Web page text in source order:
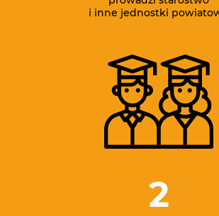
i inne jednostki
2